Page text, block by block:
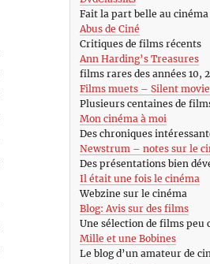
Fait la part belle au cinéma
Abus de Ciné
Critiques de films récents
Ann Harding’s Treasures
films rares des années 10,
Films muets – Silent
Plusieurs centaines de
Mon cinéma à moi
Des chroniques
Newstrum – notes sur le
Des présentations bien
Il était une fois le cinéma
Webzine sur le cinéma
Blog: Avis sur des films
Une sélection de films peu
Mille et une Bobines
Le blog d’un amateur de